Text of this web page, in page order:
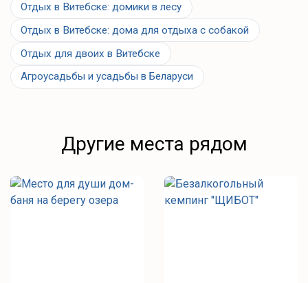
Отдых в Витебске: домики в лесу
Отдых в Витебске: дома для отдыха с собакой
Отдых для двоих в Витебске
Агроусадьбы и усадьбы в Беларуси
Другие места рядом